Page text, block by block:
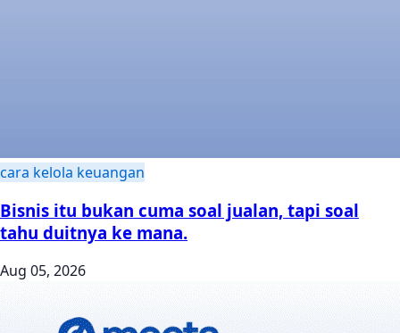
cara kelola keuangan
Bisnis itu bukan cuma soal jualan, tapi soal
tahu duitnya ke mana.
Aug 05, 2026